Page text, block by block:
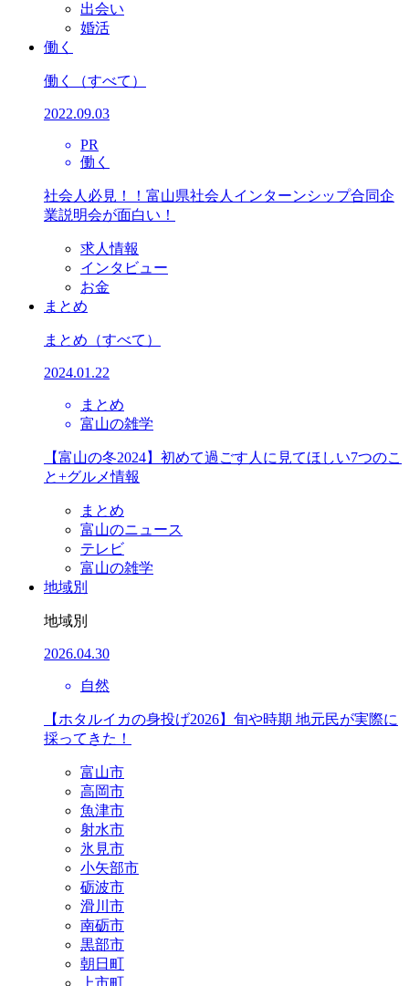
出会い
婚活
働く
働く （すべて）
2022.09.03
PR
働く
社会人必見！！富山県社会人インターンシップ合同企
業説明会が面白い！
求人情報
インタビュー
お金
まとめ
まとめ （すべて）
2024.01.22
まとめ
富山の雑学
【富山の冬2024】初めて過ごす人に見てほしい7つのこ
と+グルメ情報
まとめ
富山のニュース
テレビ
富山の雑学
地域別
地域別
2026.04.30
自然
【ホタルイカの身投げ2026】旬や時期 地元民が実際に
採ってきた！
富山市
高岡市
魚津市
射水市
氷見市
小矢部市
砺波市
滑川市
南砺市
黒部市
朝日町
上市町